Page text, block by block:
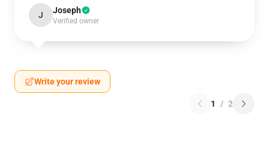
J Joseph
Verified owner
Write your review
1 / 2